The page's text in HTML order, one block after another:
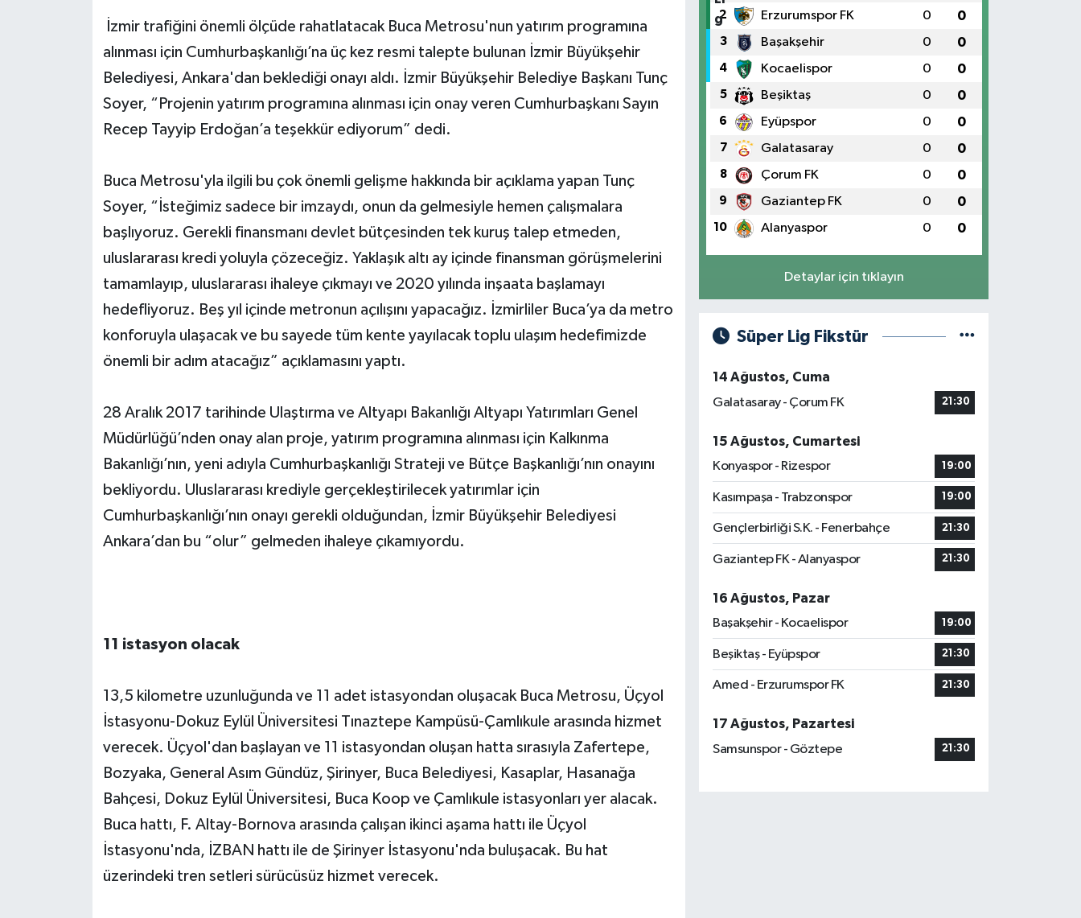
İzmir trafiğini önemli ölçüde rahatlatacak Buca Metrosu'nun yatırım programına
alınması için Cumhurbaşkanlığı’na üç kez resmi talepte bulunan İzmir Büyükşehir
Belediyesi, Ankara'dan beklediği onayı aldı. İzmir Büyükşehir Belediye Başkanı Tunç
Soyer, “Projenin yatırım programına alınması için onay veren Cumhurbaşkanı Sayın
Recep Tayyip Erdoğan’a teşekkür ediyorum” dedi.
Buca Metrosu'yla ilgili bu çok önemli gelişme hakkında bir açıklama yapan Tunç
Soyer, “İsteğimiz sadece bir imzaydı, onun da gelmesiyle hemen çalışmalara
başlıyoruz. Gerekli finansmanı devlet bütçesinden tek kuruş talep etmeden,
uluslararası kredi yoluyla çözeceğiz. Yaklaşık altı ay içinde finansman görüşmelerini
tamamlayıp, uluslararası ihaleye çıkmayı ve 2020 yılında inşaata başlamayı
hedefliyoruz. Beş yıl içinde metronun açılışını yapacağız. İzmirliler Buca’ya da metro
konforuyla ulaşacak ve bu sayede tüm kente yayılacak toplu ulaşım hedefimizde
önemli bir adım atacağız” açıklamasını yaptı.
28 Aralık 2017 tarihinde Ulaştırma ve Altyapı Bakanlığı Altyapı Yatırımları Genel
Müdürlüğü’nden onay alan proje, yatırım programına alınması için Kalkınma
Bakanlığı’nın, yeni adıyla Cumhurbaşkanlığı Strateji ve Bütçe Başkanlığı’nın onayını
bekliyordu. Uluslararası krediyle gerçekleştirilecek yatırımlar için
Cumhurbaşkanlığı’nın onayı gerekli olduğundan, İzmir Büyükşehir Belediyesi
Ankara’dan bu “olur” gelmeden ihaleye çıkamıyordu.
11 istasyon olacak
13,5 kilometre uzunluğunda ve 11 adet istasyondan oluşacak Buca Metrosu, Üçyol
İstasyonu-Dokuz Eylül Üniversitesi Tınaztepe Kampüsü-Çamlıkule arasında hizmet
verecek. Üçyol'dan başlayan ve 11 istasyondan oluşan hatta sırasıyla Zafertepe,
Bozyaka, General Asım Gündüz, Şirinyer, Buca Belediyesi, Kasaplar, Hasanağa
Bahçesi, Dokuz Eylül Üniversitesi, Buca Koop ve Çamlıkule istasyonları yer alacak.
Buca hattı, F. Altay-Bornova arasında çalışan ikinci aşama hattı ile Üçyol
İstasyonu'nda, İZBAN hattı ile de Şirinyer İstasyonu'nda buluşacak. Bu hat
üzerindeki tren setleri sürücüsüz hizmet verecek.
2 Erzurumspor FK 0 0
3 Başakşehir 0 0
4 Kocaelispor 0 0
5 Beşiktaş 0 0
6 Eyüpspor 0 0
7 Galatasaray 0 0
8 Çorum FK 0 0
9 Gaziantep FK 0 0
10 Alanyaspor 0 0
Detaylar için tıklayın
Süper Lig Fikstür
14 Ağustos, Cuma
Galatasaray - Çorum FK
21:30
15 Ağustos, Cumartesi
Konyaspor - Rizespor
19:00
Kasımpaşa - Trabzonspor 19:00
Gençlerbirliği S.K. - Fenerbahçe 21:30
Gaziantep FK - Alanyaspor 21:30
16 Ağustos, Pazar
Başakşehir - Kocaelispor
19:00
Beşiktaş - Eyüpspor 21:30
Amed - Erzurumspor FK 21:30
17 Ağustos, Pazartesi
Samsunspor - Göztepe
21:30